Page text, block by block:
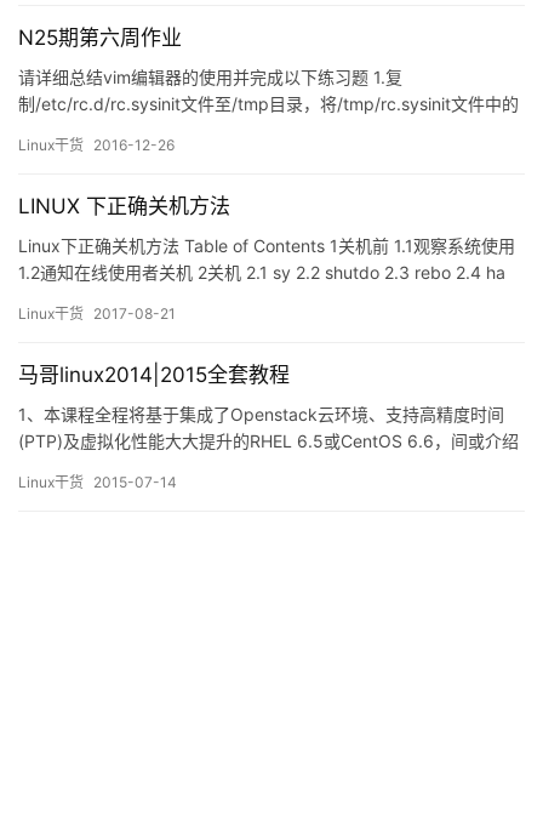
N25期第六周作业
请详细总结vim编辑器的使用并完成以下练习题 1.复
制/etc/rc.d/rc.sysinit文件至/tmp目录，将/tmp/rc.sysinit文件中的
's/^[^[:space:]]+/#&/g' /tmp/rc.sysinit :%s/^[^[:space:]]\+/#&a…
Linux干货 2016-12-26
LINUX 下正确关机方法
Linux下正确关机方法 Table of Contents 1关机前 1.1观察系统使用
1.2通知在线使用者关机 2关机 2.1 sy 2.2 shutdo 2.3 rebo 2.4 ha
态 谁在线:who 联网状态:netstat -a 后台执行的程序:ps -a…
Linux干货 2017-08-21
马哥linux2014|2015全套教程
1、本课程全程将基于集成了Openstack云环境、支持高精度时间
(PTP)及虚拟化性能大大提升的RHEL 6.5或CentOS 6.6，间或介绍
实际讲解过程相当精细；另外，知识点讲授的次序未必同此文章所
Linux干货 2015-07-14